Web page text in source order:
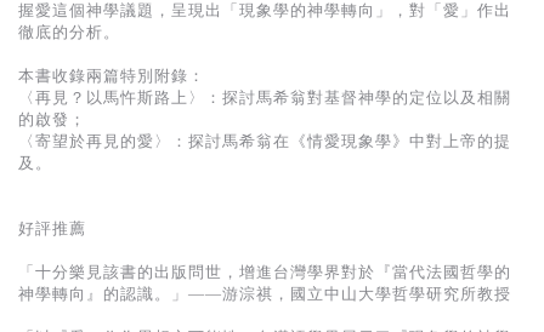
握愛這個神學議題，呈現出「現象學的神學轉向」，對「愛」作出
徹底的分析。
本書收錄兩篇特別附錄：
〈再見？以馬忤斯路上〉：探討馬希翁對基督神學的定位以及相關
的啟發；
〈寄望於再見的愛〉：探討馬希翁在《情愛現象學》中對上帝的提
及。
好評推薦
「十分樂見該書的出版問世，增進台灣學界對於『當代法國哲學的
神學轉向』的認識。」——游淙祺，國立中山大學哲學研究所教授